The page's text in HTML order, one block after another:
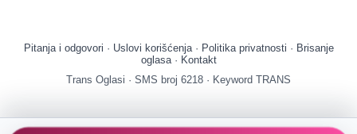
Pitanja i odgovori · Uslovi korišćenja· Politika privatnosti · Brisanje
oglasa· Kontakt
Trans Oglasi · SMS broj 6218 · Keyword TRANS